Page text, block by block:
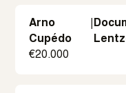
Arno
Cupédo
€20.000